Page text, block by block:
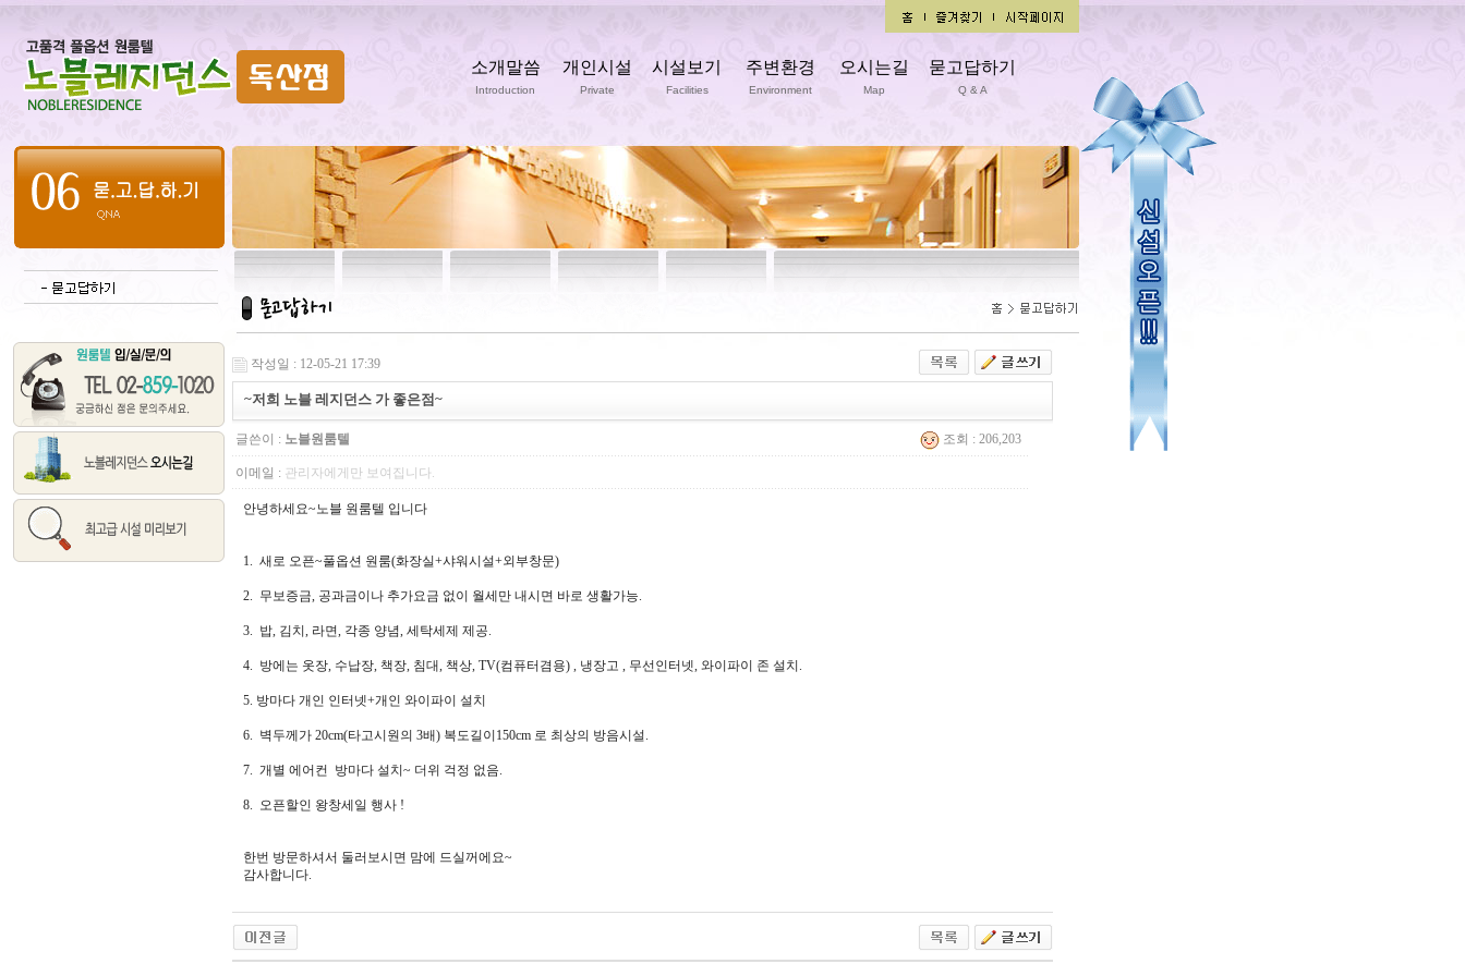
소개말씀
Introduction
개인시설
Private
시설보기
Facilities
주변환경
Environment
오시는길
Map
묻고답하기
Q & A
작성일 : 12-05-21 17:39
~저희 노블 레지던스 가 좋은점~
글쓴이 : 노블원룸텔 조회 : 206,203
이메일 : 관리자에게만 보여집니다.
안녕하세요~노블 원룸텔 입니다
1. 새로 오픈~풀옵션 원룸(화장실+샤워시설+외부창문)
2. 무보증금, 공과금이나 추가요금 없이 월세만 내시면 바로 생활가능.
3. 밥, 김치, 라면, 각종 양념, 세탁세제 제공.
4. 방에는 옷장, 수납장, 책장, 침대, 책상, TV(컴퓨터겸용) , 냉장고 , 무선인터넷, 와이파이 존 설치.
5. 방마다 개인 인터넷+개인 와이파이 설치
6. 벽두께가 20cm(타고시원의 3배) 복도길이150cm 로 최상의 방음시설.
7. 개별 에어컨 방마다 설치~ 더위 걱정 없음.
8. 오픈할인 왕창세일 행사 !
한번 방문하셔서 둘러보시면 맘에 드실꺼에요~
감사합니다.